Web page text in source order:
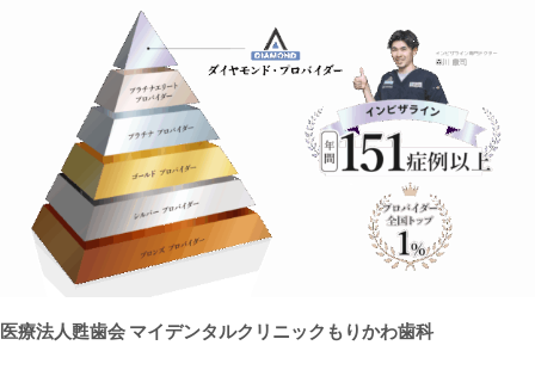
医療法人甦歯会 マイデンタルクリニックもりかわ歯科